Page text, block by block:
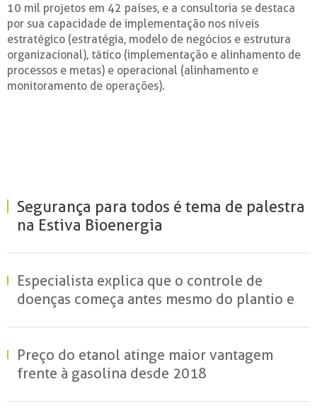
10 mil projetos em 42 países, e a consultoria se destaca
por sua capacidade de implementação nos níveis
estratégico (estratégia, modelo de negócios e estrutura
organizacional), tático (implementação e alinhamento de
processos e metas) e operacional (alinhamento e
monitoramento de operações).
Segurança para todos é tema de palestra
na Estiva Bioenergia
Especialista explica que o controle de
doenças começa antes mesmo do plantio e
Preço do etanol atinge maior vantagem
frente à gasolina desde 2018